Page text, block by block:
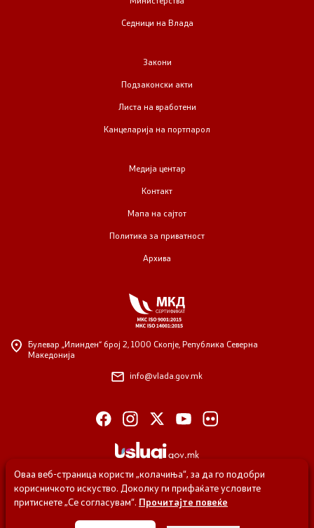
Седници на Влада
Закони
Подзаконски акти
Листа на вработени
Канцеларија на портпарол
Медија центар
Контакт
Мапа на сајтот
Политика за приватност
Архива
Булевар „Илинден“ број 2, 1000 Скопје, Република Северна
Македонија
info@vlada.gov.mk
Оваа веб-страница користи „колачиња“, за да го подобри
корисничкото искуство. Доколку ги прифаќате условите
притиснете „Се согласувам“. Прочитајте повеќе